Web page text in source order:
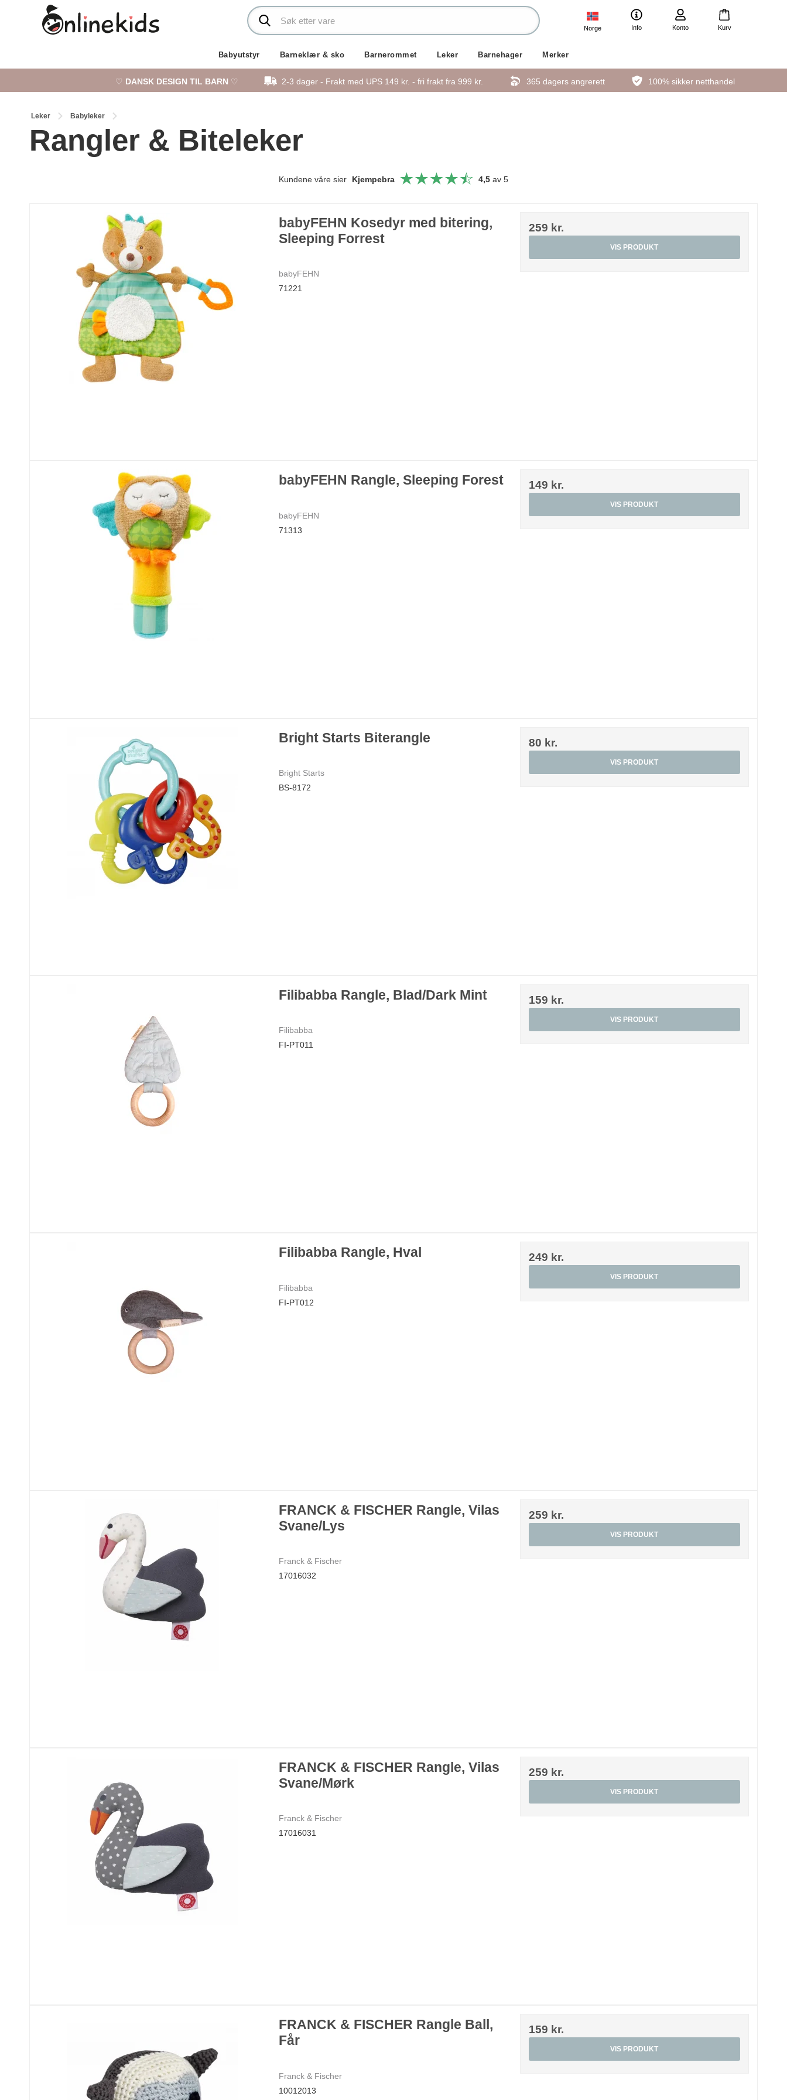
Norge Info Konto Kurv
Babyutstyr Barneklær & sko Barnerommet Leker Barnehager Merker
♡ DANSK DESIGN TIL BARN ♡ 2-3 dager - Frakt med UPS 149 kr. - fri frakt fra 999 kr. 365 dagers angrerett 100% sikker netthandel
Leker Babyleker
Rangler & Biteleker
Kundene våre sier Kjempebra 4,5 av 5
babyFEHN Kosedyr med bitering,
Sleeping Forrest
babyFEHN
71221
259 kr.
VIS PRODUKT
babyFEHN Rangle, Sleeping Forest
babyFEHN
71313
149 kr.
VIS PRODUKT
Bright Starts Biterangle
Bright Starts
BS-8172
80 kr.
VIS PRODUKT
Filibabba Rangle, Blad/Dark Mint
Filibabba
FI-PT011
159 kr.
VIS PRODUKT
Filibabba Rangle, Hval
Filibabba
FI-PT012
249 kr.
VIS PRODUKT
FRANCK & FISCHER Rangle, Vilas
Svane/Lys
Franck & Fischer
17016032
259 kr.
VIS PRODUKT
FRANCK & FISCHER Rangle, Vilas
Svane/Mørk
Franck & Fischer
17016031
259 kr.
VIS PRODUKT
FRANCK & FISCHER Rangle Ball,
Får
Franck & Fischer
10012013
159 kr.
VIS PRODUKT